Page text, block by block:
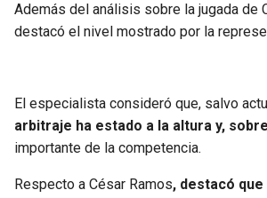
Además del análisis sobre la jugada de
destacó el nivel mostrado por la
El especialista consideró que, salvo
arbitraje ha estado a la altura y,
importante de la competencia.
Respecto a César Ramos, destacó